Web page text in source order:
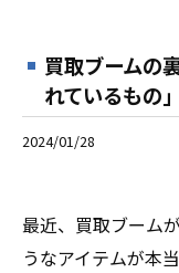
買取ブームの
れているもの」
2024/01/28
最近、買取ブーム
うなアイテムが本